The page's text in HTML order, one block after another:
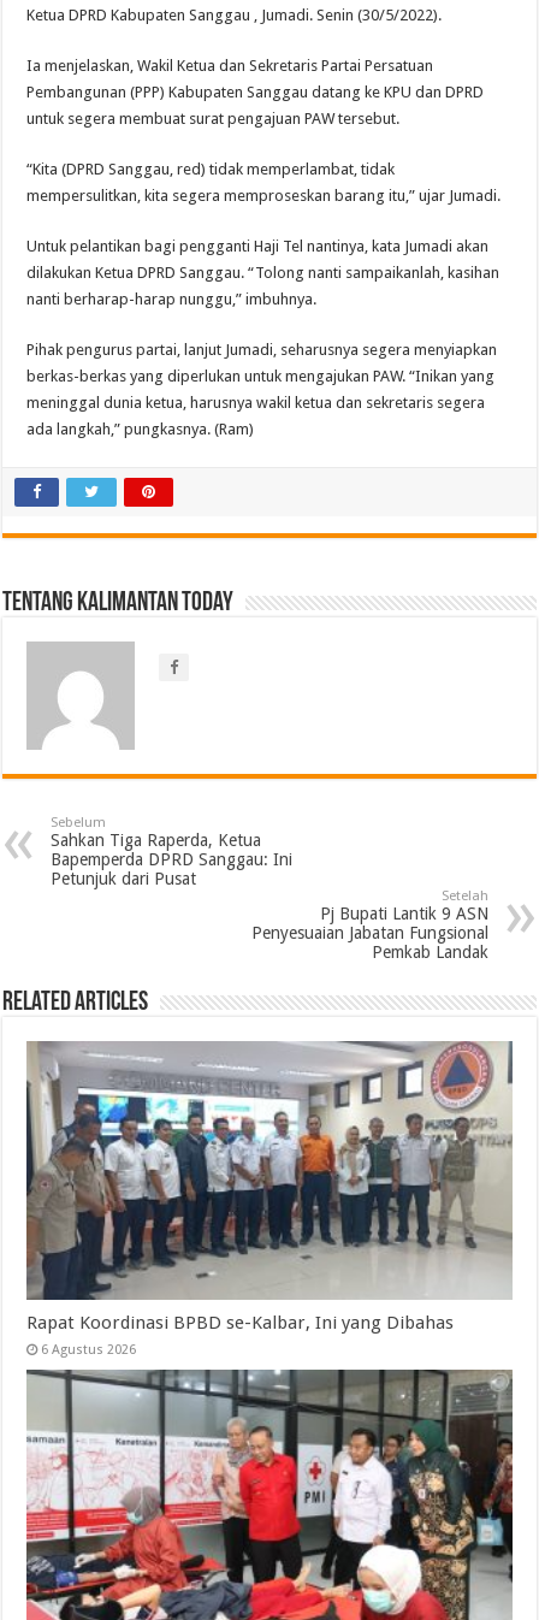
Ketua DPRD Kabupaten Sanggau , Jumadi. Senin (30/5/2022).
Ia menjelaskan, Wakil Ketua dan Sekretaris Partai Persatuan
Pembangunan (PPP) Kabupaten Sanggau datang ke KPU dan DPRD
untuk segera membuat surat pengajuan PAW tersebut.
“Kita (DPRD Sanggau, red) tidak memperlambat, tidak
mempersulitkan, kita segera memproseskan barang itu,” ujar Jumadi.
Untuk pelantikan bagi pengganti Haji Tel nantinya, kata Jumadi akan
dilakukan Ketua DPRD Sanggau. “Tolong nanti sampaikanlah, kasihan
nanti berharap-harap nunggu,” imbuhnya.
Pihak pengurus partai, lanjut Jumadi, seharusnya segera menyiapkan
berkas-berkas yang diperlukan untuk mengajukan PAW. “Inikan yang
meninggal dunia ketua, harusnya wakil ketua dan sekretaris segera
ada langkah,” pungkasnya. (Ram)
Tentang Kalimantan Today
Sebelum
Sahkan Tiga Raperda, Ketua
Bapemperda DPRD Sanggau: Ini
Petunjuk dari Pusat
Setelah
Pj Bupati Lantik 9 ASN
Penyesuaian Jabatan Fungsional
Pemkab Landak
Related Articles
Rapat Koordinasi BPBD se-Kalbar, Ini yang Dibahas
6 Agustus 2026